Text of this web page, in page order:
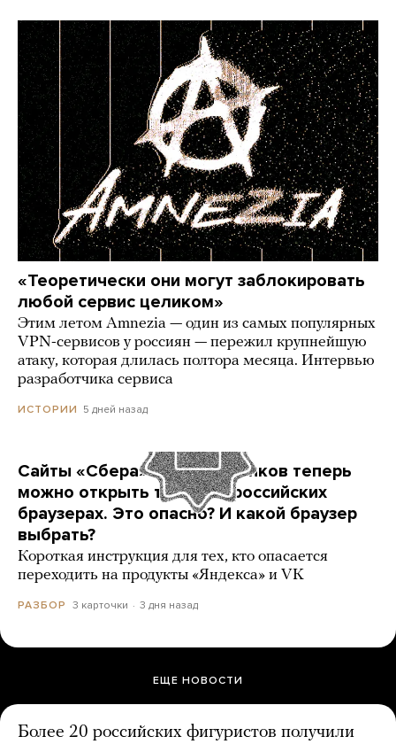
«Теоретически они могут заблокировать
любой сервис целиком»
Этим летом Amnezia — один из самых популярных
VPN-сервисов у россиян — пережил крупнейшую
атаку, которая длилась полтора месяца. Интервью
разработчика сервиса
ИСТОРИИ 5 дней назад
Сайты «Сбера» и других банков теперь
можно открыть только в российских
браузерах. Это опасно? И какой браузер
выбрать?
Короткая инструкция для тех, кто опасается
переходить на продукты «Яндекса» и VK
РАЗБОР 3 карточки 3 дня назад
ЕЩЕ НОВОСТИ
Более 20 российских фигуристов получили